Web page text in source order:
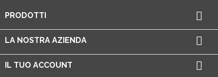
PRODOTTI 
LA NOSTRA AZIENDA 
IL TUO ACCOUNT 